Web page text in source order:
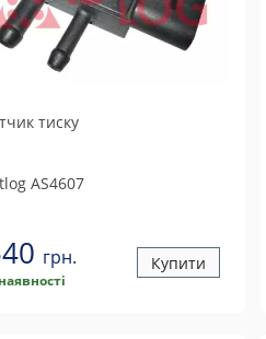
тиску
AS4607
грн. Купити